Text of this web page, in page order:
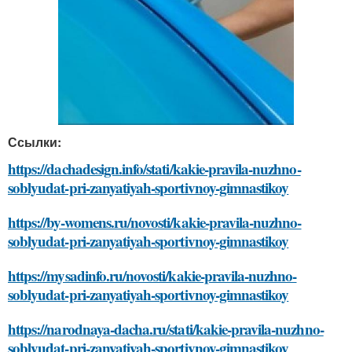
Ссылки:
https://dachadesign.info/stati/kakie-pravila-nuzhno-
soblyudat-pri-zanyatiyah-sportivnoy-gimnastikoy
https://by-womens.ru/novosti/kakie-pravila-nuzhno-
soblyudat-pri-zanyatiyah-sportivnoy-gimnastikoy
https://mysadinfo.ru/novosti/kakie-pravila-nuzhno-
soblyudat-pri-zanyatiyah-sportivnoy-gimnastikoy
https://narodnaya-dacha.ru/stati/kakie-pravila-nuzhno-
soblyudat-pri-zanyatiyah-sportivnoy-gimnastikoy